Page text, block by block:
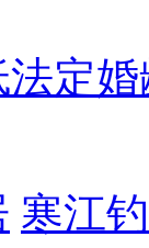
定婚
寒江